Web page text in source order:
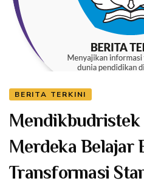
BERITA TERKINI
Merdeka Belajar
Transformasi